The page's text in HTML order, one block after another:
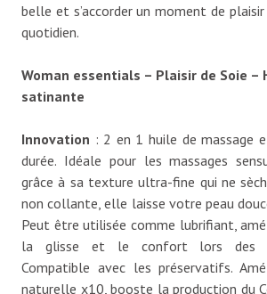
belle et s’accorder un moment de
quotidien.
Woman essentials – Plaisir de Soie –
satinante
Innovation : 2 en 1 huile de massage
durée. Idéale pour les massages
grâce à sa texture ultra-fine qui ne
non collante, elle laisse votre peau
Peut être utilisée comme lubrifiant,
la glisse et le confort lors des
Compatible avec les préservatifs.
naturelle x10, booste la production du